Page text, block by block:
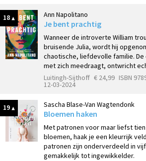
18 Ann Napolitano
Je bent prachtig
Wanneer de introverte William
bruisende Julia, wordt hij
chaotische, liefdevolle familie. De
met zich meedraagt, ontwricht
Luitingh-Sijthoff € 24,99 ISBN
12-03-2024
19 Sascha Blase-Van Wagtendonk
Bloemen haken
Met patronen voor maar liefst
bloemen, haak je een kleurrijk
patronen zijn onderverdeeld in
gemakkelijk tot ingewikkelder.